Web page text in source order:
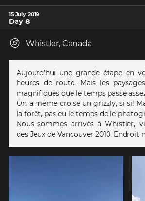
15 July 2019
Day 8
Whistler, Canada
Aujourd'hui une grande étape en
heures de route. Mais les
magnifiques que le temps passe
On a même croisé un grizzly, si si!
la forêt, pas eu le temps de le
Nous sommes arrivés à Whistler,
des Jeux de Vancouver 2010. Endroit